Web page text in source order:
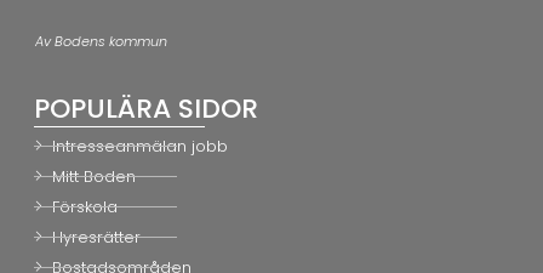
Av Bodens kommun
POPULÄRA SIDOR
Intresseanmälan jobb
Mitt Boden
Förskola
Hyresrätter
Bostadsområden